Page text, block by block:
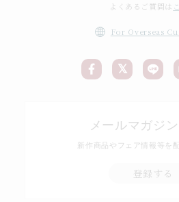
よくあるご質問は
For Overseas
メールマガジ
新作商品やフェア情報等を
登録する